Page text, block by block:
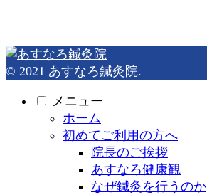
© 2021 あすなろ鍼灸院.
メニュー
ホーム
初めてご利用の方へ
院長のご挨拶
あすなろ健康観
なぜ鍼灸を行うのか